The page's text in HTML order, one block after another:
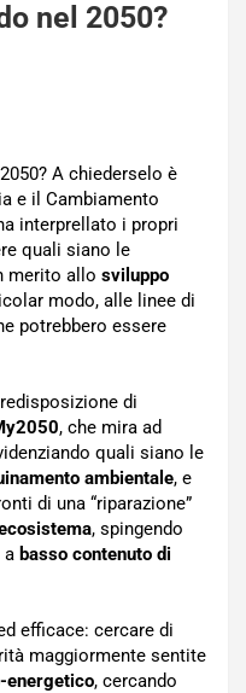
nel 2050?
A chiederselo è
e il Cambiamento
interprellato i propri
quali siano le
merito allo sviluppo
modo, alle linee di
potrebbero essere
di
, che mira ad
quali siano le
ambientale, e
di una “riparazione”
, spingendo
a basso contenuto di
efficace: cercare di
maggiormente sentite
energetico, cercando